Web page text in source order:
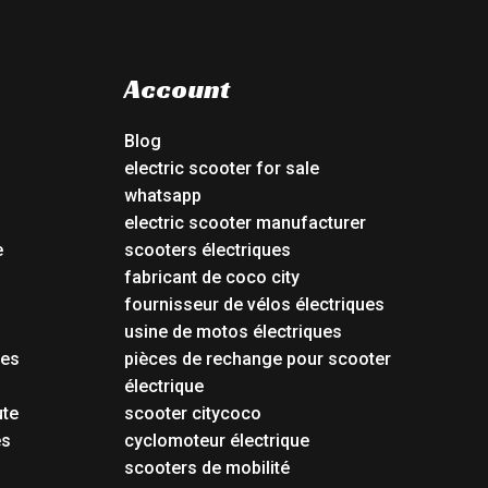
Account
Blog
electric scooter for sale
whatsapp
electric scooter manufacturer
scooters électriques
fabricant de coco city
fournisseur de vélos électriques
usine de motos électriques
pièces de rechange pour scooter
électrique
scooter citycoco
cyclomoteur électrique
scooters de mobilité